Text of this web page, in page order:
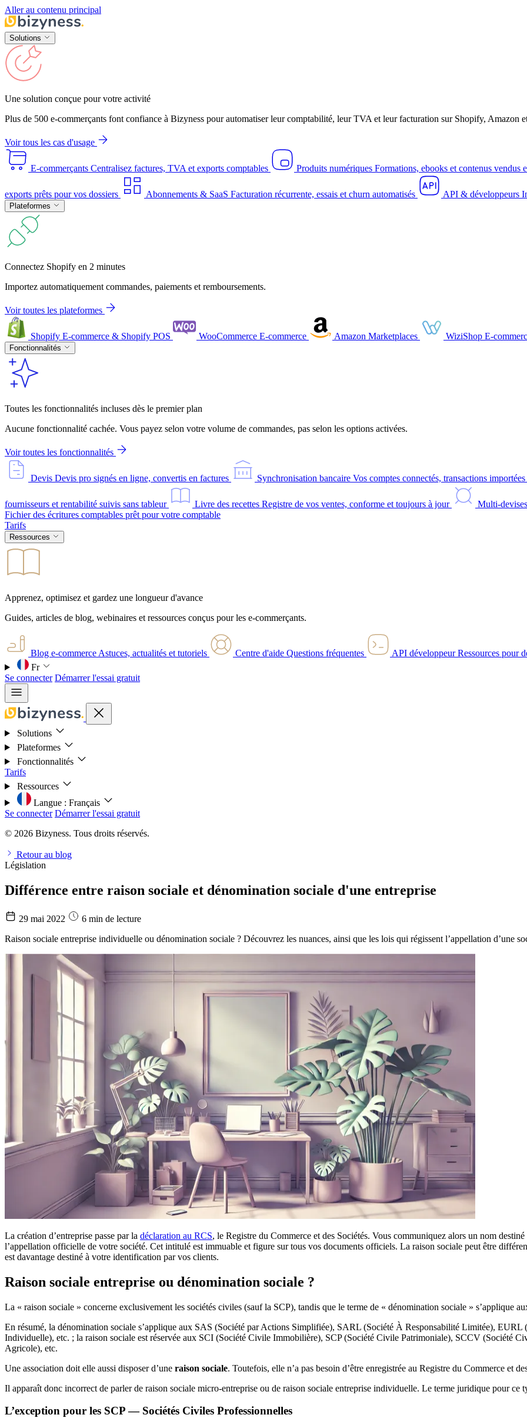
Aller au contenu principal
Solutions
Une solution conçue pour votre activité
Plus de 500 e-commerçants font confiance à Bizyness pour automatiser leur comptabilité, leur TVA et leur facturation sur Shopify, Amazon
Voir tous les cas d'usage
E-commerçants Centralisez factures, TVA et exports comptables Produits numériques Formations, ebooks et contenus vendus
exports prêts pour vos dossiers Abonnements & SaaS Facturation récurrente, essais et churn automatisés API & développeurs
Plateformes
Connectez Shopify en 2 minutes
Importez automatiquement commandes, paiements et remboursements.
Voir toutes les plateformes
Shopify E-commerce & Shopify POS WooCommerce E-commerce Amazon Marketplaces WiziShop E-
Fonctionnalités
Toutes les fonctionnalités incluses dès le premier plan
Aucune fonctionnalité cachée. Vous payez selon votre volume de commandes, pas selon les options activées.
Voir toutes les fonctionnalités
Devis Devis pro signés en ligne, convertis en factures Synchronisation bancaire Vos comptes connectés, transactions
fournisseurs et rentabilité suivis sans tableur Livre des recettes Registre de vos ventes, conforme et toujours à jour Multi-devises
Fichier des écritures comptables prêt pour votre comptable
Tarifs
Ressources
Apprenez, optimisez et gardez une longueur d'avance
Guides, articles de blog, webinaires et ressources conçus pour les e-commerçants.
Blog e-commerce Astuces, actualités et tutoriels Centre d'aide Questions fréquentes API développeurRessources pour
Fr
Se connecter Démarrer l'essai gratuit
Solutions
Plateformes
Fonctionnalités
Tarifs
Ressources
Langue : Français
Se connecter Démarrer l'essai gratuit
© 2026 Bizyness. Tous droits réservés.
Retour au blog
Législation
Différence entre raison sociale et dénomination sociale d'une entreprise
29 mai 2022
6 min de lecture
Raison sociale entreprise individuelle ou dénomination sociale ? Découvrez les nuances, ainsi que les lois qui régissent l’appellation d’une
La création d’entreprise passe par la déclaration au RCS, le Registre du Commerce et des Sociétés. Vous communiquez alors un nom
l’appellation officielle de votre société. Cet intitulé est immuable et figure sur tous vos documents officiels. La raison sociale peut être
est davantage destiné à votre identification par vos clients.
Raison sociale entreprise ou dénomination sociale ?
La « raison sociale » concerne exclusivement les sociétés civiles (sauf la SCP), tandis que le terme de « dénomination sociale » s’applique
En résumé, la dénomination sociale s’applique aux SAS (Société par Actions Simplifiée), SARL (Société À Responsabilité Limitée),
Individuelle), etc. ; la raison sociale est réservée aux SCI (Société Civile Immobilière), SCP (Société Civile Patrimoniale), SCCV (Société
Agricole), etc.
Une association doit elle aussi disposer d’une raison sociale. Toutefois, elle n’a pas besoin d’être enregistrée au Registre du Commerce et
Il apparaît donc incorrect de parler de raison sociale micro-entreprise ou de raison sociale entreprise individuelle. Le terme juridique pour ce
L’exception pour les SCP — Sociétés Civiles Professionnelles